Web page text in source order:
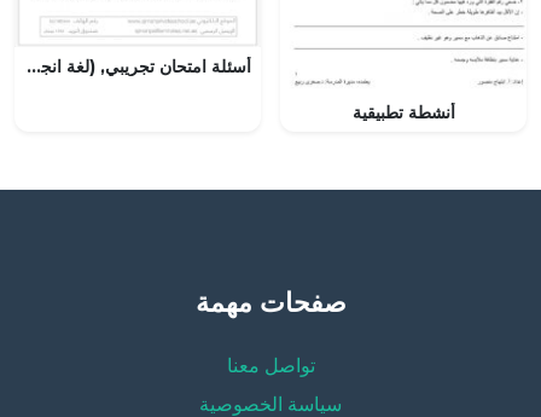
أنشطة تطبيقية
أسئلة امتحان تجريبي, (لغة انجليزية) الحادي عشر العام
صفحات مهمة
تواصل معنا
سياسة الخصوصية